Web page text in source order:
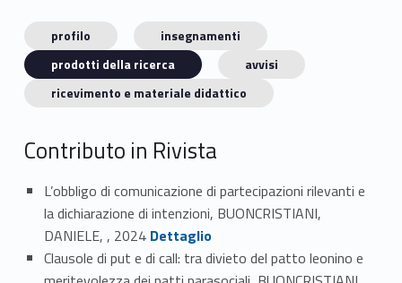
profilo
insegnamenti
prodotti della ricerca
avvisi
ricevimento e materiale didattico
Contributo in Rivista
L’obbligo di comunicazione di partecipazioni rilevanti e
la dichiarazione di intenzioni, BUONCRISTIANI,
DANIELE, , 2024 Link identifier #identifier_person_66733-1Dettaglio
Clausole di put e di call: tra divieto del patto leonino e